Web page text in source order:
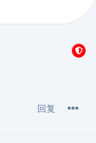
回复